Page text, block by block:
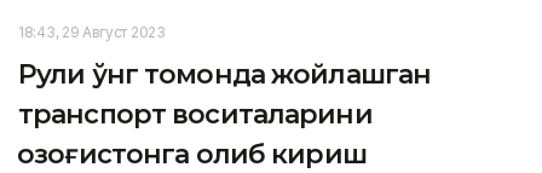
18:43, 29 Август 2023
Рули ўнг томонда жойлашган
транспорт воситаларини
Қозоғистонга олиб кириш